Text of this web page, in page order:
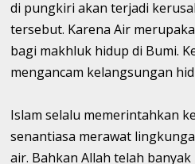
di pungkiri akan terjadi
tersebut. Karena Air
bagi makhluk hidup di Bumi.
mengancam kelangsungan
Islam selalu memerintahkan
senantiasa merawat
air. Bahkan Allah telah